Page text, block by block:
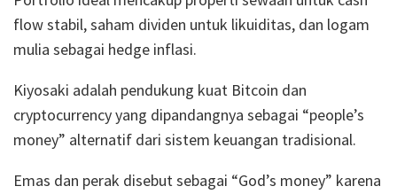
flow stabil, saham dividen untuk likuiditas, dan logam
mulia sebagai hedge inflasi.
Kiyosaki adalah pendukung kuat Bitcoin dan
cryptocurrency yang dipandangnya sebagai “people’s
money” alternatif dari sistem keuangan tradisional.
Emas dan perak disebut sebagai “God’s money” karena